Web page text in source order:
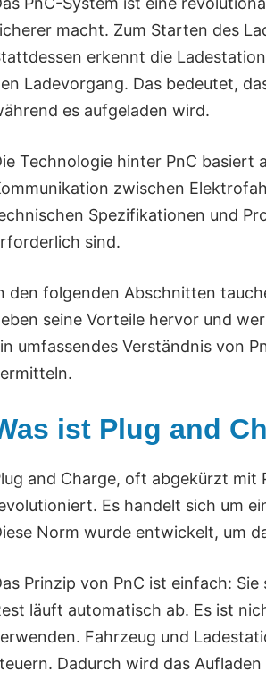
macht. Zum Starten des
erkennt die
Ladevorgang. Das bedeutet,
es aufgeladen wird.
Technologie hinter PnC basiert
zwischen
Spezifikationen und
sind.
den folgenden Abschnitten
seine Vorteile hervor und
umfassendes Verständnis von
ist Plug and
and Charge, oft abgekürzt mit
Es handelt sich um
Norm wurde entwickelt, um
Prinzip von PnC ist einfach:
läuft automatisch ab. Es ist
Fahrzeug und
Dadurch wird das